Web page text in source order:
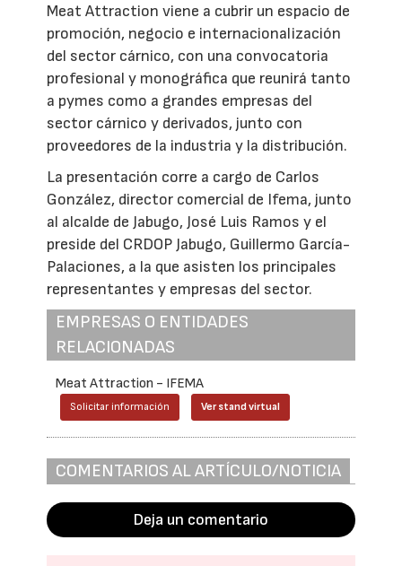
Meat Attraction viene a cubrir un espacio de
promoción, negocio e internacionalización
del sector cárnico, con una convocatoria
profesional y monográfica que reunirá tanto
a pymes como a grandes empresas del
sector cárnico y derivados, junto con
proveedores de la industria y la distribución.
La presentación corre a cargo de Carlos
González, director comercial de Ifema, junto
al alcalde de Jabugo, José Luis Ramos y el
preside del CRDOP Jabugo, Guillermo García-
Palaciones, a la que asisten los principales
representantes y empresas del sector.
EMPRESAS O ENTIDADES
RELACIONADAS
Meat Attraction - IFEMA
Solicitar información Ver stand virtual
COMENTARIOS AL ARTÍCULO/NOTICIA
Deja un comentario